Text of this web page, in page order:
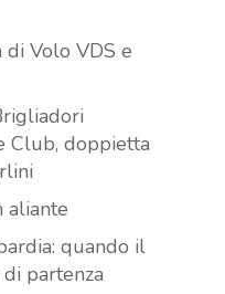
Volo VDS e
Club, doppietta
aliante
quando il
partenza